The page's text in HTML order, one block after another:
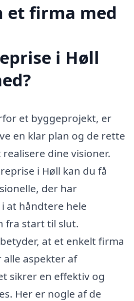
et firma med
i Høll
et byggeprojekt, er
en klar plan og de rette
dine visioner.
i Høll kan du få
der har
at håndtere hele
fra start til slut.
at et enkelt firma
aspekter af
sikrer en effektiv og
Her er nogle af de